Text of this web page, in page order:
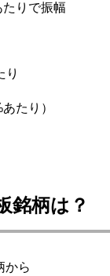
たりで振幅
り
たり）
銘柄は？
から